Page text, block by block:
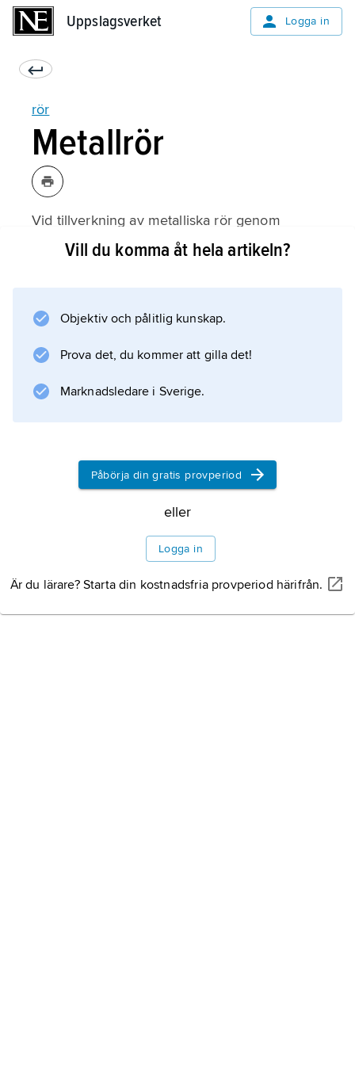
Uppslagsverket Logga in
rör
Metallrör
Vid tillverkning av metalliska rör genom
plastisk deformation utgår man från plåt, band
svetsning. Uppvärmd stång hålas med dorn
eller stämpel. Hålningen utförs med valsnings-
Stålrör
Kopparrör
Vill du komma åt hela artikeln?
Objektiv och pålitlig kunskap.
Prova det, du kommer att gilla det!
Marknadsledare i Sverige.
Påbörja din gratis provperiod
eller
Logga in
Är du lärare? Starta din kostnadsfria provperiod härifrån.